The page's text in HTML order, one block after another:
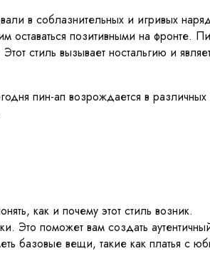
в соблазнительных и игривых
позитивными на фронте.
стиль вызывает ностальгию и
пин-ап возрождается в
как и почему этот стиль возник.
Это поможет вам создать
базовые вещи, такие как платья с